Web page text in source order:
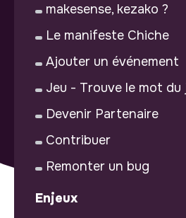
makesense, kezako ?
Le manifeste Chiche
Ajouter un événement
Jeu - Trouve le mot du
Devenir Partenaire
Contribuer
Remonter un bug
Enjeux